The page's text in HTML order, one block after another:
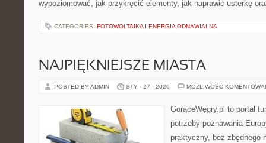
wypoziomować, jak przykręcić elementy, jak naprawić usterkę
CATEGORIES: FOTOWOLTAIKA I ENERGIA ODNAWIALNA
NAJPIĘKNIEJSZE MIASTA
POSTED BY ADMIN STY - 27 - 2026 MOŻLIWOŚĆ
GorąceWęgry.pl to portal
potrzeby poznawania
praktyczny, bez zbędnego